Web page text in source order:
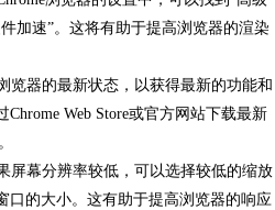
加速”。这将有助于提高浏览器的渲染
览器的最新状态，以获得最新的功能和
Web Store或官方网站下载最新
屏幕分辨率较低，可以选择较低的缩放
口的大小。这有助于提高浏览器的响应